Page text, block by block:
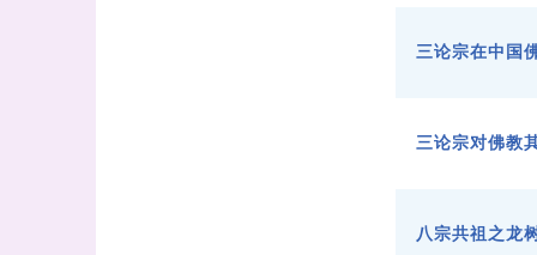
三论宗在中国
三论宗对佛教
八宗共祖之龙